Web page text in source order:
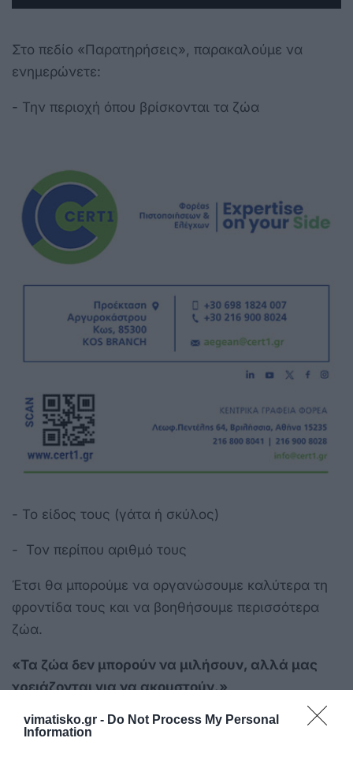
vimatisko.gr - Do Not Process My Personal
Information
Στο πεδίο «Παρατηρήσεις», παρακαλούμε να
ενημερώνετε:
- Την περιοχή όπου βρίσκονται τα ζώα
- Το είδος τους (γάτα ή σκύλος)
- Τον περίπου αριθμό τους
Έτσι θα μπορούμε να οργανώσουμε καλύτερα τη
φροντίδα τους και να βοηθήσουμε περισσότερα
ζώα.
«Τα ζώα δεν μπορούν να μιλήσουν, αλλά μας
χρειάζονται για να ακουστούν.»